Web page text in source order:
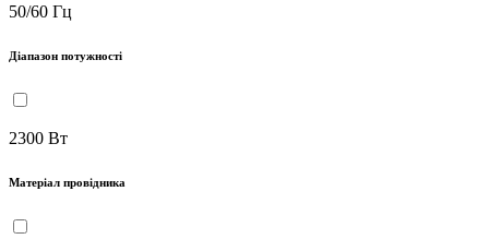
50/60 Гц
Діапазон потужності
2300 Вт
Матеріал провідника